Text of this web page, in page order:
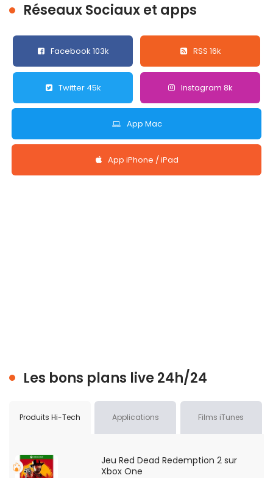
Réseaux Sociaux et apps
Facebook 103k RSS 16k
Twitter 45k Instagram 8k
App Mac
App iPhone / iPad
Les bons plans live 24h/24
Produits Hi-Tech Applications Films iTunes
Jeu Red Dead Redemption 2 sur
Xbox One